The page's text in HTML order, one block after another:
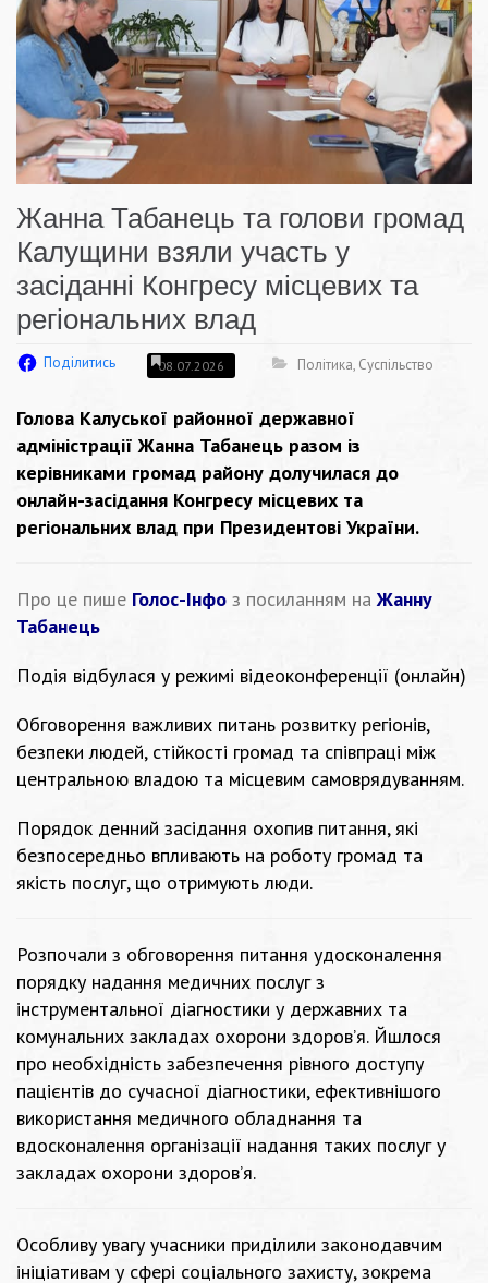
Жанна Табанець та голови громад
Калущини взяли участь у
засіданні Конгресу місцевих та
регіональних влад
Поділитись 08.07.2026 Політика, Суспільство
Голова Калуської районної державної
адміністрації Жанна Табанець разом із
керівниками громад району долучилася до
онлайн-засідання Конгресу місцевих та
регіональних влад при Президентові України.
Про це пише Голос-Інфо з посиланням на Жанну
Табанець
Подія відбулася у режимі відеоконференції (онлайн)
Обговорення важливих питань розвитку регіонів,
безпеки людей, стійкості громад та співпраці між
центральною владою та місцевим самоврядуванням.
Порядок денний засідання охопив питання, які
безпосередньо впливають на роботу громад та
якість послуг, що отримують люди.
Розпочали з обговорення питання удосконалення
порядку надання медичних послуг з
інструментальної діагностики у державних та
комунальних закладах охорони здоров’я. Йшлося
про необхідність забезпечення рівного доступу
пацієнтів до сучасної діагностики, ефективнішого
використання медичного обладнання та
вдосконалення організації надання таких послуг у
закладах охорони здоров’я.
Особливу увагу учасники приділили законодавчим
ініціативам у сфері соціального захисту, зокрема